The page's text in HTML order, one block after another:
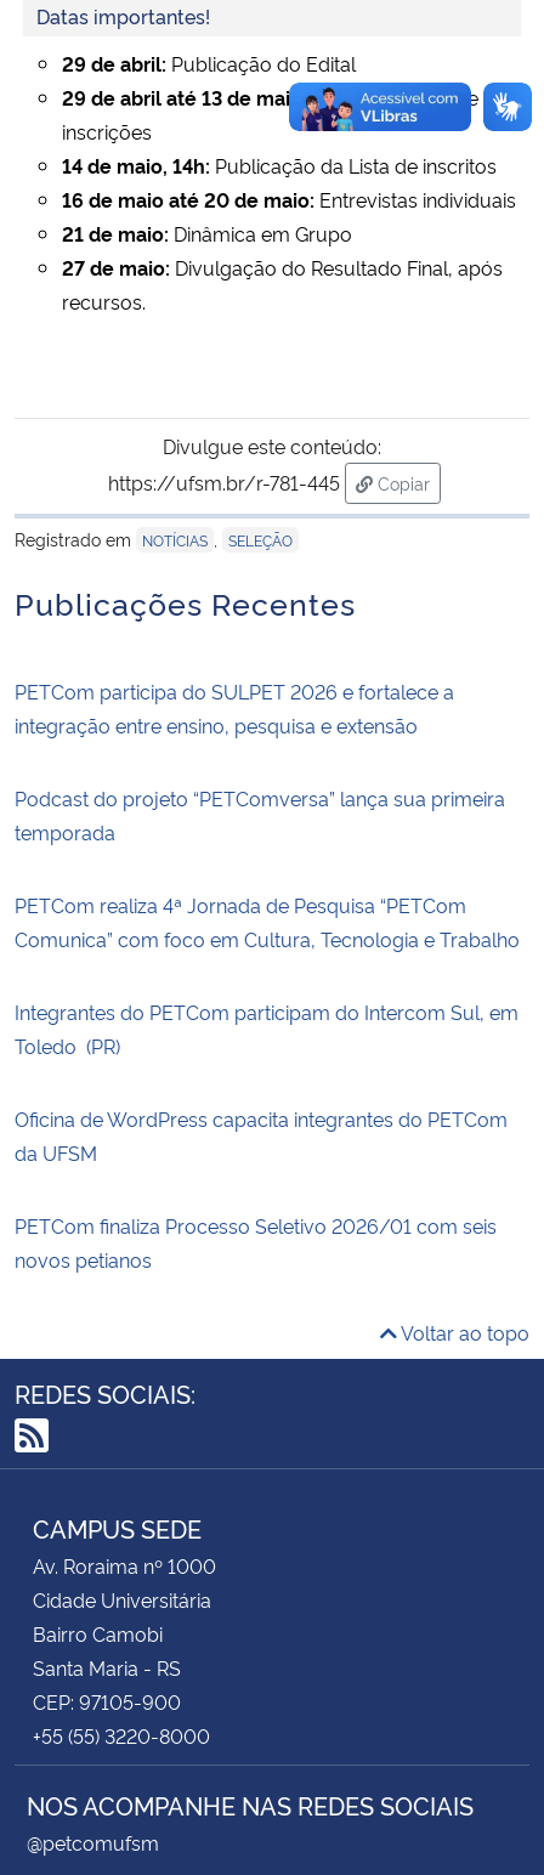
Datas importantes!
29 de abril: Publicação do Edital
29 de abril até 13 de maio, 23h59:Período de
inscrições
14 de maio, 14h: Publicação da Lista de inscritos
16 de maio até 20 de maio: Entrevistas individuais
21 de maio: Dinâmica em Grupo
27 de maio: Divulgação do Resultado Final, após
recursos.
Divulgue este conteúdo:
https://ufsm.br/r-781-445
Copiar
para área de
Registrado em
NOTÍCIAS SELEÇÃO
Publicações Recentes
PETCom participa do SULPET 2026 e fortalece a
integração entre ensino, pesquisa e extensão
Podcast do projeto “PETComversa” lança sua primeira
temporada
PETCom realiza 4ª Jornada de Pesquisa “PETCom
Comunica” com foco em Cultura, Tecnologia e Trabalho
Integrantes do PETCom participam do Intercom Sul, em
Toledo (PR)
Oficina de WordPress capacita integrantes do PETCom
da UFSM
PETCom finaliza Processo Seletivo 2026/01 com seis
novos petianos
Voltar ao topo
REDES SOCIAIS:
RSS
CAMPUS SEDE
Av. Roraima nº 1000
Cidade Universitária
Bairro Camobi
Santa Maria - RS
CEP: 97105-900
+55 (55) 3220-8000
NOS ACOMPANHE NAS REDES SOCIAIS
@petcomufsm